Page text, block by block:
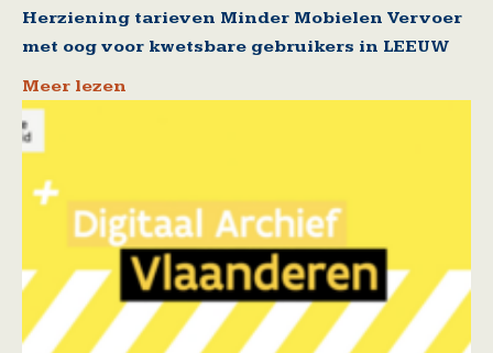
Herziening tarieven Minder Mobielen Vervoer
met oog voor kwetsbare gebruikers in LEEUW
Meer lezen